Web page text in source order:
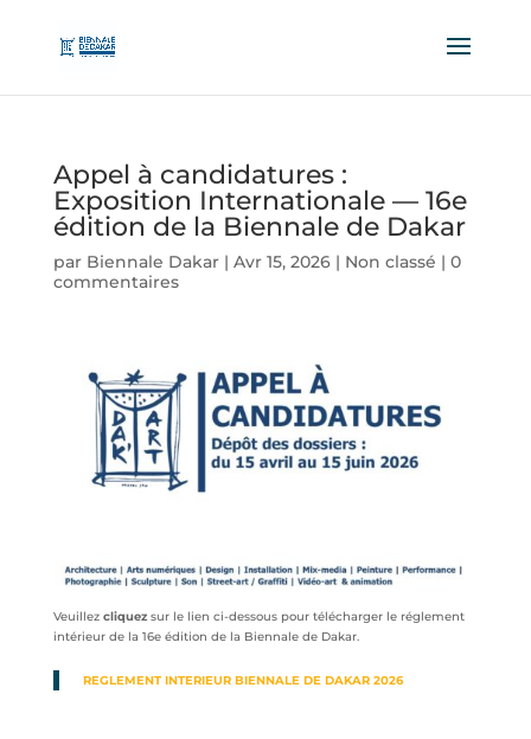
Appel à candidatures :
Exposition Internationale — 16e
édition de la Biennale de Dakar
par Biennale Dakar| Avr 15, 2026| Non classé | 0
commentaires
Veuillez cliquezsur le lien ci-dessous pour télécharger le réglement
intérieur de la 16e édition de la Biennale de Dakar.
REGLEMENT INTERIEUR BIENNALE DE DAKAR 2026